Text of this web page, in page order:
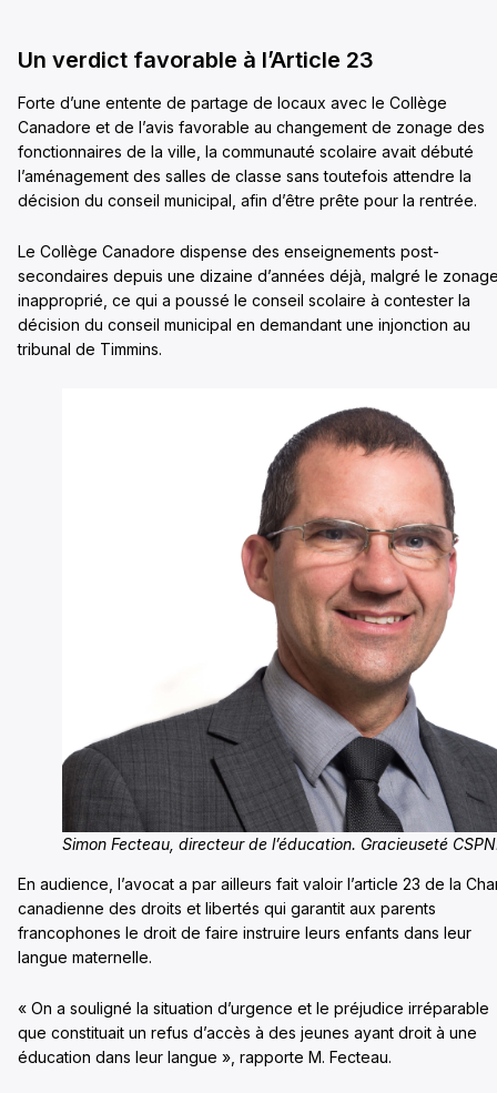
Un verdict favorable à l’Article 23
Forte d’une entente de partage de locaux avec le Collège
Canadore et de l’avis favorable au changement de zonage des
fonctionnaires de la ville, la communauté scolaire avait débuté
l’aménagement des salles de classe sans toutefois attendre la
décision du conseil municipal, afin d’être prête pour la rentrée.
Le Collège Canadore dispense des enseignements post-
secondaires depuis une dizaine d’années déjà, malgré le
inapproprié, ce qui a poussé le conseil scolaire à contester la
décision du conseil municipal en demandant une injonction au
tribunal de Timmins.
Simon Fecteau, directeur de l’éducation. Gracieuseté
En audience, l’avocat a par ailleurs fait valoir l’article 23 de la
canadienne des droits et libertés qui garantit aux parents
francophones le droit de faire instruire leurs enfants dans leur
langue maternelle.
« On a souligné la situation d’urgence et le préjudice irréparable
que constituait un refus d’accès à des jeunes ayant droit à une
éducation dans leur langue », rapporte M. Fecteau.